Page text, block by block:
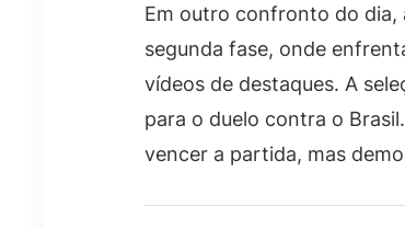
Em outro confronto do dia,
segunda fase, onde
vídeos de destaques. A
para o duelo contra o
vencer a partida, mas